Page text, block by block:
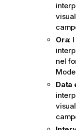
Ora:
nel
Data